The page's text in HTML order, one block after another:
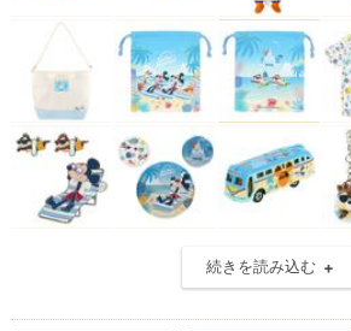
続きを読み込む